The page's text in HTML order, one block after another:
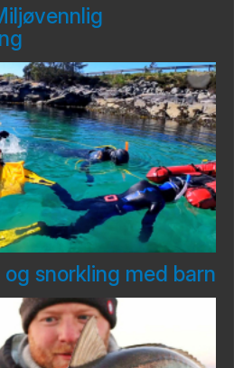
og snorkling med barn